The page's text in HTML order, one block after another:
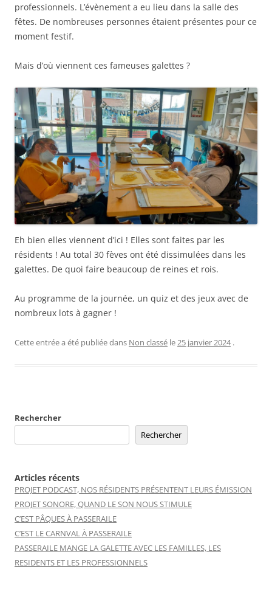
professionnels. L’évènement a eu lieu dans la salle des
fêtes. De nombreuses personnes étaient présentes pour ce
moment festif.
Mais d’où viennent ces fameuses galettes ?
Eh bien elles viennent d’ici ! Elles sont faites par les
résidents ! Au total 30 fèves ont été dissimulées dans les
galettes. De quoi faire beaucoup de reines et rois.
Au programme de la journée, un quiz et des jeux avec de
nombreux lots à gagner !
Cette entrée a été publiée dans Non classé le 25 janvier 2024 .
Rechercher
Rechercher
Articles récents
PROJET PODCAST, NOS RÉSIDENTS PRÉSENTENT LEURS ÉMISSION
PROJET SONORE, QUAND LE SON NOUS STIMULE
C’EST PÂQUES À PASSERAILE
C’EST LE CARNVAL À PASSERAILE
PASSERAILE MANGE LA GALETTE AVEC LES FAMILLES, LES
RESIDENTS ET LES PROFESSIONNELS